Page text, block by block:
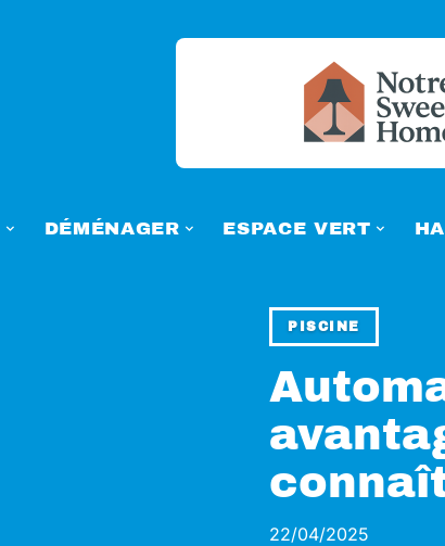
DÉMÉNAGER ESPACE VERT
PISCINE
22/04/2025